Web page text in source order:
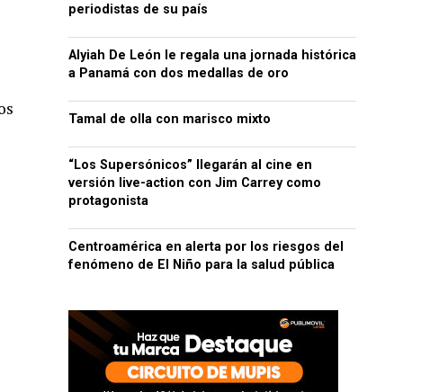
periodistas de su país
Alyiah De León le regala una jornada histórica
a Panamá con dos medallas de oro
Tamal de olla con marisco mixto
“Los Supersónicos” llegarán al cine en
versión live-action con Jim Carrey como
protagonista
Centroamérica en alerta por los riesgos del
fenómeno de El Niño para la salud pública